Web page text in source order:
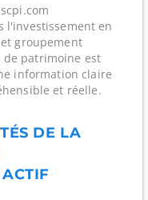
l'investissement en
et groupement
patrimoine est
information claire
et réelle.
DE LA